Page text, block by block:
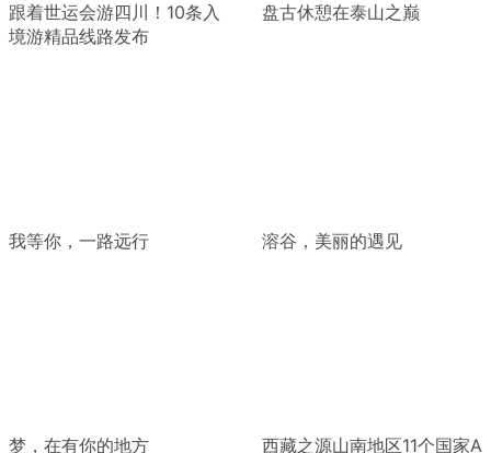
跟着世运会游四川！10条入
境游精品线路发布
盘古休憩在泰山之巅
我等你，一路远行 溶谷，美丽的遇见
梦，在有你的地方 西藏之源山南地区11个国家A